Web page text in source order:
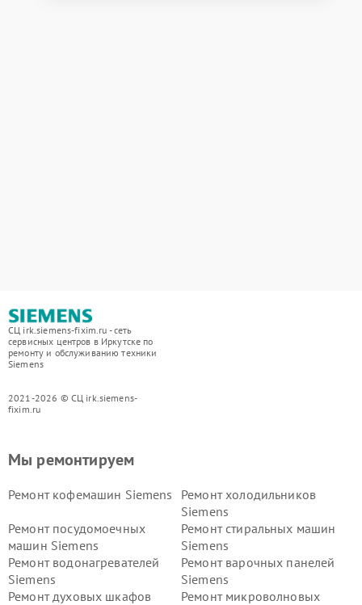
СЦ irk.siemens-fixim.ru - сеть
сервисных центров в Иркутске по
ремонту и обслуживанию техники
Siemens
2021-2026 © СЦ irk.siemens-
fixim.ru
Мы ремонтируем
Ремонт кофемашин Siemens
Ремонт холодильников
Siemens
Ремонт посудомоечных
машин Siemens
Ремонт стиральных машин
Siemens
Ремонт водонагревателей
Siemens
Ремонт варочных панелей
Siemens
Ремонт духовых шкафов
Ремонт микроволновых